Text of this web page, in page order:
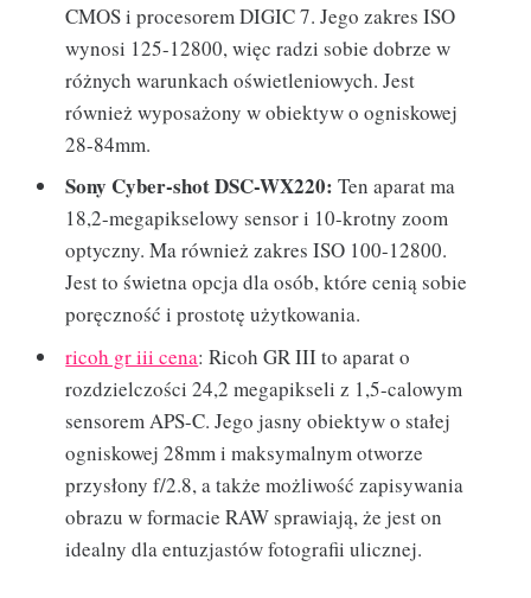
CMOS i procesorem DIGIC 7. Jego zakres ISO
wynosi 125-12800, więc radzi sobie dobrze w
różnych warunkach oświetleniowych. Jest
również wyposażony w obiektyw o ogniskowej
28-84mm.
Sony Cyber-shot DSC-WX220: Ten aparat ma
18,2-megapikselowy sensor i 10-krotny zoom
optyczny. Ma również zakres ISO 100-12800.
Jest to świetna opcja dla osób, które cenią sobie
poręczność i prostotę użytkowania.
ricoh gr iii cena: Ricoh GR III to aparat o
rozdzielczości 24,2 megapikseli z 1,5-calowym
sensorem APS-C. Jego jasny obiektyw o stałej
ogniskowej 28mm i maksymalnym otworze
przysłony f/2.8, a także możliwość zapisywania
obrazu w formacie RAW sprawiają, że jest on
idealny dla entuzjastów fotografii ulicznej.